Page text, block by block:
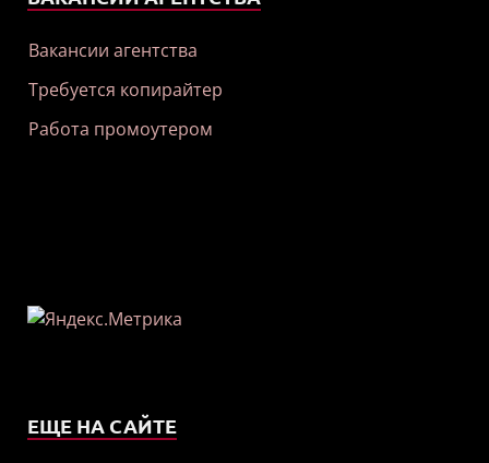
Вакансии агентства
Требуется копирайтер
Работа промоутером
ЕЩЕ НА САЙТЕ